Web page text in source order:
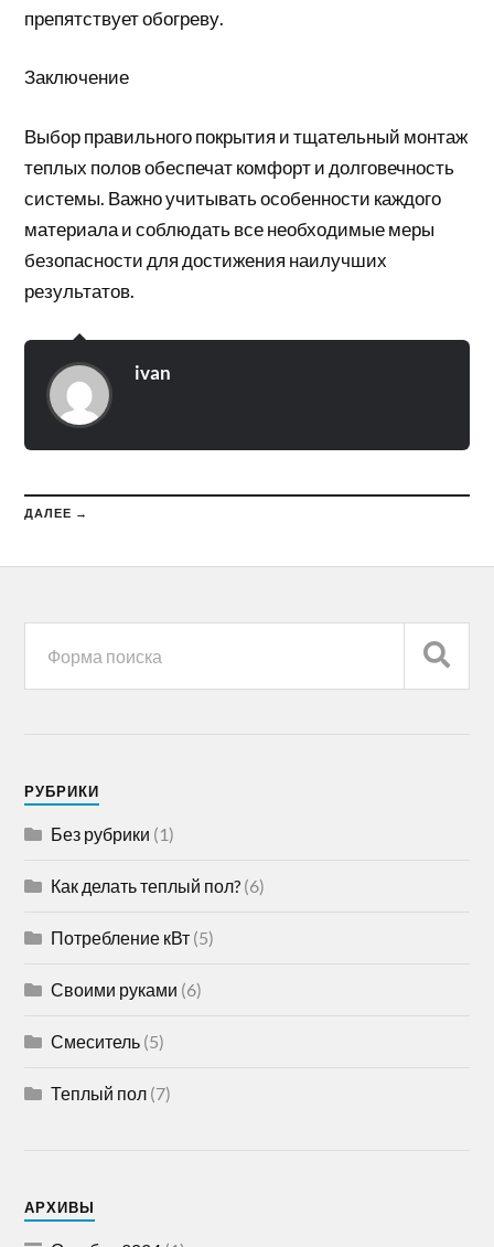
препятствует обогреву.
Заключение
Выбор правильного покрытия и тщательный монтаж
теплых полов обеспечат комфорт и долговечность
системы. Важно учитывать особенности каждого
материала и соблюдать все необходимые меры
безопасности для достижения наилучших
результатов.
ivan
ДАЛЕЕ →
РУБРИКИ
Без рубрики (1)
Как делать теплый пол? (6)
Потребление кВт (5)
Своими руками (6)
Смеситель (5)
Теплый пол (7)
АРХИВЫ